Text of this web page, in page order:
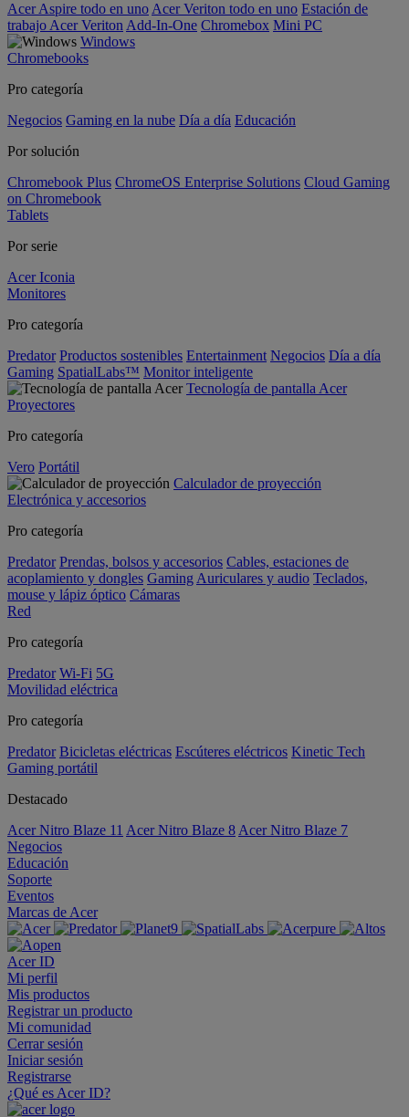
Acer Aspire todo en uno Acer Veriton todo en uno Estación de
trabajo Acer Veriton Add-In-One Chromebox Mini PC
Windows
Chromebooks
Pro categoría
Negocios Gaming en la nube Día a día Educación
Por solución
Chromebook Plus ChromeOS Enterprise Solutions Cloud Gaming
on Chromebook
Tablets
Por serie
Acer Iconia
Monitores
Pro categoría
Predator Productos sostenibles Entertainment Negocios Día a día
Gaming SpatialLabs™ Monitor inteligente
Tecnología de pantalla Acer
Proyectores
Pro categoría
Vero Portátil
Calculador de proyección
Electrónica y accesorios
Pro categoría
Predator Prendas, bolsos y accesorios Cables, estaciones de
acoplamiento y dongles Gaming Auriculares y audio Teclados,
mouse y lápiz óptico Cámaras
Red
Pro categoría
Predator Wi-Fi 5G
Movilidad eléctrica
Pro categoría
Predator Bicicletas eléctricas Escúteres eléctricos Kinetic Tech
Gaming portátil
Destacado
Acer Nitro Blaze 11 Acer Nitro Blaze 8 Acer Nitro Blaze 7
Negocios
Educación
Soporte
Eventos
Marcas de Acer
Acer ID
Mi perfil
Mis productos
Registrar un producto
Mi comunidad
Cerrar sesión
Iniciar sesión
Registrarse
¿Qué es Acer ID?